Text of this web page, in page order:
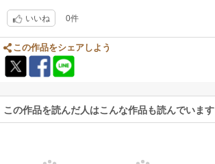
いいね 0件
この作品をシェアしよう
この作品を読んだ人はこんな作品も読んでいます